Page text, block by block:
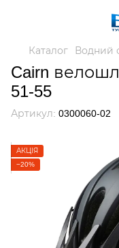
Каталог Водний
Cairn
51-55
Артикул: 0300060-02
АКЦІЯ
−20%